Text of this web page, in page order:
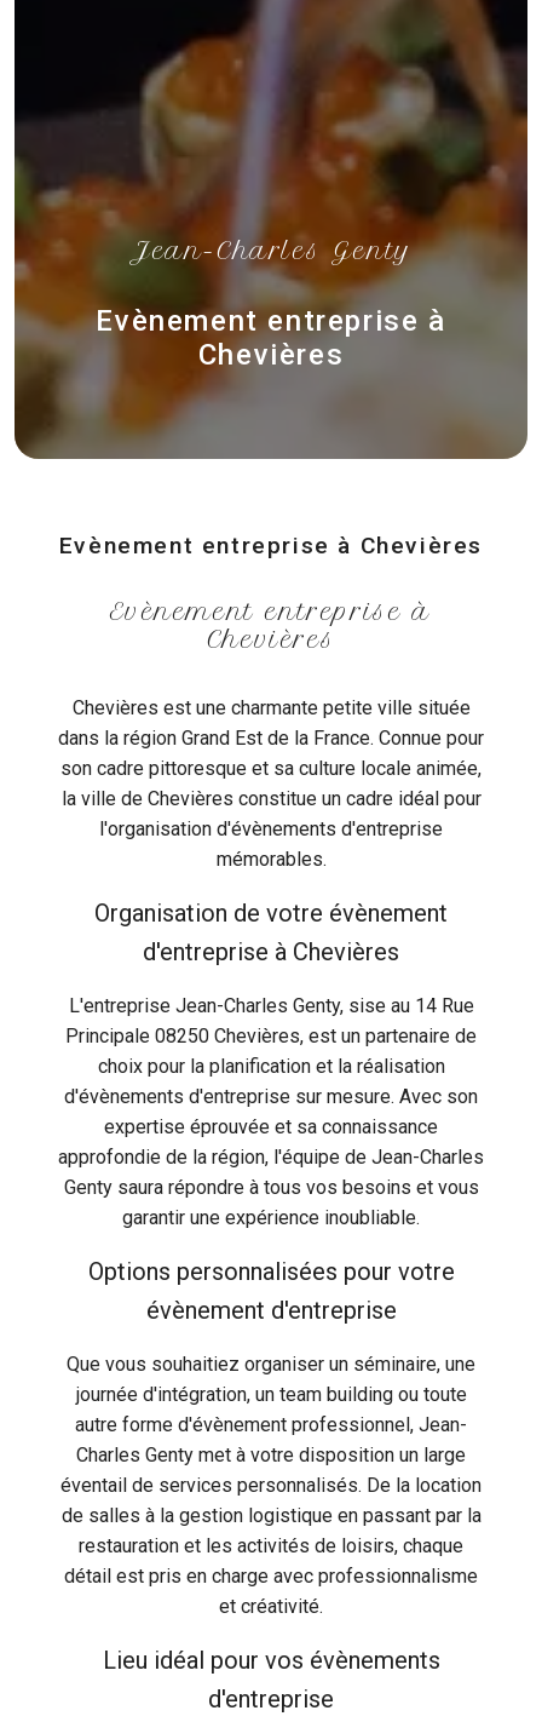
Evènement entreprise à
Chevières
Jean-Charles Genty
Evènement entreprise à Chevières
Evènement entreprise à
Chevières
Chevières est une charmante petite ville située
dans la région Grand Est de la France. Connue pour
son cadre pittoresque et sa culture locale animée,
la ville de Chevières constitue un cadre idéal pour
l'organisation d'évènements d'entreprise
mémorables.
Organisation de votre évènement
d'entreprise à Chevières
L'entreprise Jean-Charles Genty, sise au 14 Rue
Principale 08250 Chevières, est un partenaire de
choix pour la planification et la réalisation
d'évènements d'entreprise sur mesure. Avec son
expertise éprouvée et sa connaissance
approfondie de la région, l'équipe de Jean-Charles
Genty saura répondre à tous vos besoins et vous
garantir une expérience inoubliable.
Options personnalisées pour votre
évènement d'entreprise
Que vous souhaitiez organiser un séminaire, une
journée d'intégration, un team building ou toute
autre forme d'évènement professionnel, Jean-
Charles Genty met à votre disposition un large
éventail de services personnalisés. De la location
de salles à la gestion logistique en passant par la
restauration et les activités de loisirs, chaque
détail est pris en charge avec professionnalisme
et créativité.
Lieu idéal pour vos évènements
d'entreprise